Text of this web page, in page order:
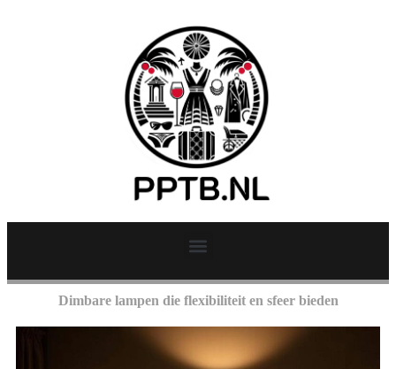
Dimbare lampen die flexibiliteit en sfeer bieden